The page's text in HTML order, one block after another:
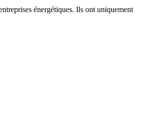
énergétiques. Ils ont uniquement